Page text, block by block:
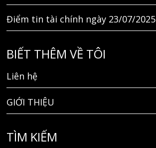
Điểm tin tài chính ngày 23/07/2025
BIẾT THÊM VỀ TÔI
Liên hệ
GIỚI THIỆU
TÌM KIẾM